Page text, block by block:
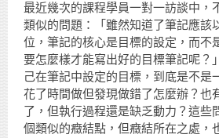
最近幾次的課程學員一對一訪談中，
類似的問題：「雖然知道了筆記應該
位，筆記的核心是目標的設定，而不
要怎麼樣才能寫出好的目標筆記呢？
己在筆記中設定的目標，到底是不是
花了時間做但發現做錯了怎麼辦？也
了，但執行過程還是缺乏動力？這些
個類似的癥結點，但癥結所在之處，